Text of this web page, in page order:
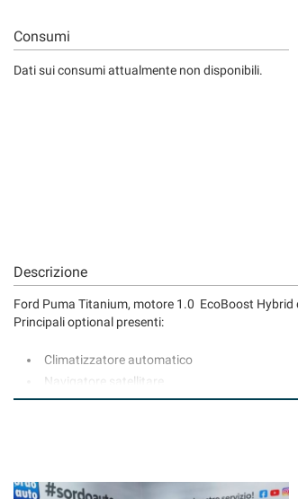
Consumi
Dati sui consumi attualmente non disponibili.
Descrizione
Ford Puma Titanium, motore 1.0 EcoBoost
Principali optional presenti:
Climatizzatore automatico
Navigatore satellitare
Cerchi in lega da 17"
Frenata d'emergenza assistita
Cookie analitici
Cookie di marketing